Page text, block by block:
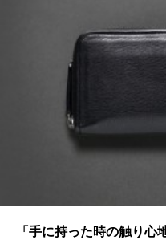
「手に持った時の触り心